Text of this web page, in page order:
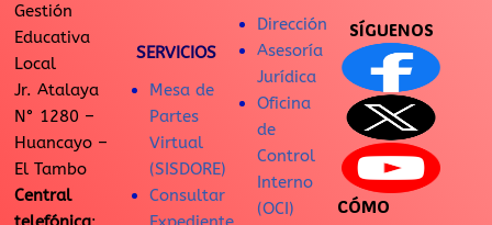
Gestión
Educativa
Local
Jr. Atalaya
N° 1280 –
Huancayo –
El Tambo
Central
SERVICIOS
Mesa de
Partes
Virtual
(SISDORE)
Consultar
Dirección
Asesoría
Jurídica
Oficina
de
Control
Interno
(OCI)
SÍGUENOS
CÓMO